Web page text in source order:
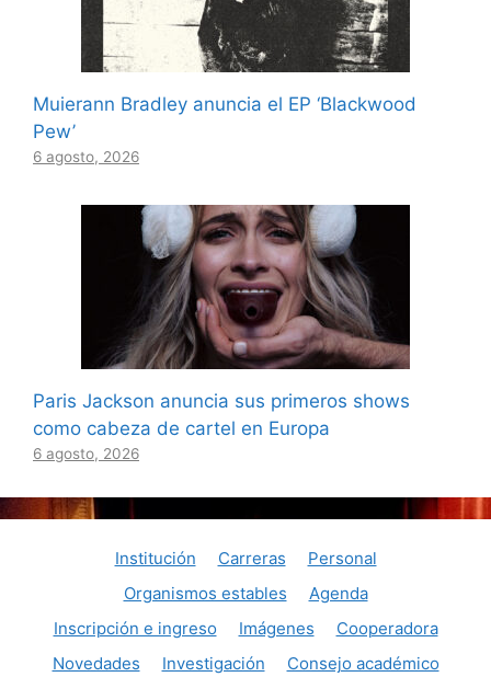
Muierann Bradley anuncia el EP ‘Blackwood
Pew’
6 agosto, 2026
Paris Jackson anuncia sus primeros shows
como cabeza de cartel en Europa
6 agosto, 2026
Institución Carreras
Personal
Organismos estables
Agenda
Inscripción e ingreso
Imágenes
Cooperadora
Novedades
Investigación Consejo académico